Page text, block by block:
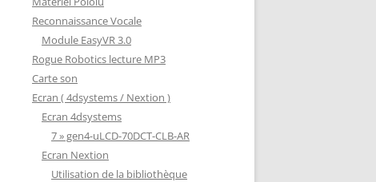
Reconnaissance Vocale
Module EasyVR 3.0
Rogue Robotics lecture MP3
Carte son
Ecran ( 4dsystems / Nextion )
Ecran 4dsystems
7 » gen4-uLCD-70DCT-CLB-AR
Ecran Nextion
Utilisation de la bibliothèque